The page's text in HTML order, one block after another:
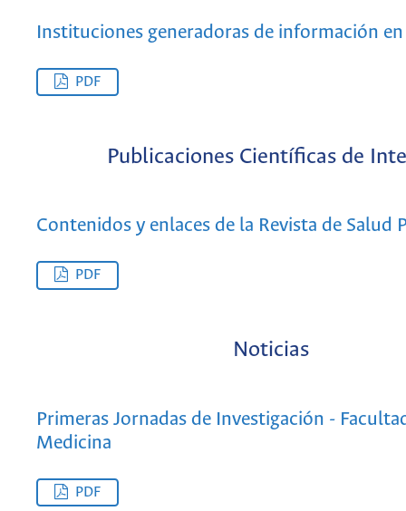
Instituciones generadoras de información
PDF
Publicaciones Científicas de
Contenidos y enlaces de la Revista de Salud
PDF
Noticias
Primeras Jornadas de Investigación -
Medicina
PDF